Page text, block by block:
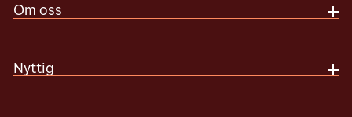
Om oss
Nyttig